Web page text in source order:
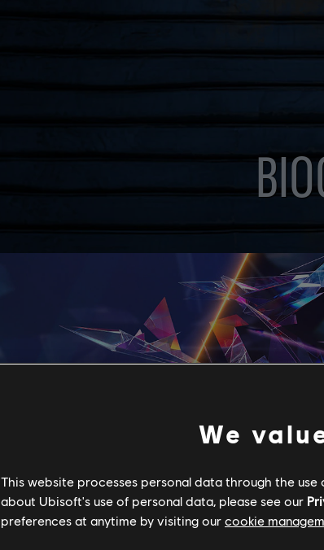
We
This website processes personal data through the
about Ubisoft's use of personal data, please see our
preferences at anytime by visiting our cookie